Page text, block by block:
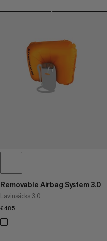
Removable Airbag System 3.0
Lavinsäcks 3.0
€485